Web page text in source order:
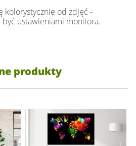
kolorystycznie od zdjęć -
ustawieniami monitora.
produkty